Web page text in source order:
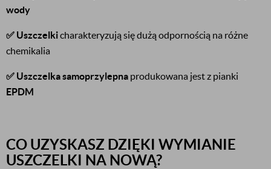
wody
✅ Uszczelkicharakteryzują się dużą odpornością na różne
chemikalia
✅ Uszczelka samoprzylepna produkowana jest z pianki
EPDM
CO UZYSKASZ DZIĘKI WYMIANIE
USZCZELKI NA NOWĄ?